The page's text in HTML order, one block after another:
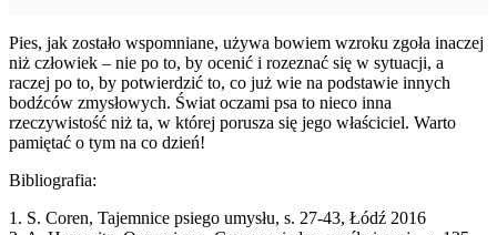
Pies, jak zostało wspomniane, używa bowiem wzroku zgoła inaczej
niż człowiek – nie po to, by ocenić i rozeznać się w sytuacji, a
raczej po to, by potwierdzić to, co już wie na podstawie innych
bodźców zmysłowych. Świat oczami psa to nieco inna
rzeczywistość niż ta, w której porusza się jego właściciel. Warto
pamiętać o tym na co dzień!
Bibliografia:
1. S. Coren, Tajemnice psiego umysłu, s. 27-43, Łódź 2016